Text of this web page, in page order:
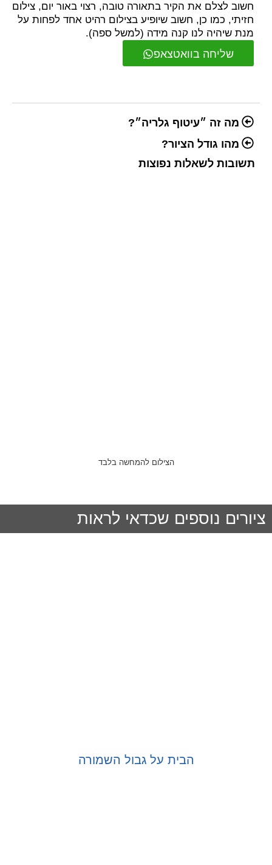
שליחה בוואטצאפ
חשוב לצלם את הקיר בתאורה טובה, רצוי באור יום, צילום
חזיתי, כמו כן, חשוב שיופיע בצילום רהיט אחד לפחות על
מנת שיהיה לנו קנה מידה (למשל ספה).
מה זה ״עיטוף גלריה״?
מהו גודל הציור?
תשובות לשאלות נפוצות
הצילום להמחשה בלבד
ציורים נוספים שכדאי לראות
הבית על גבול השמורה